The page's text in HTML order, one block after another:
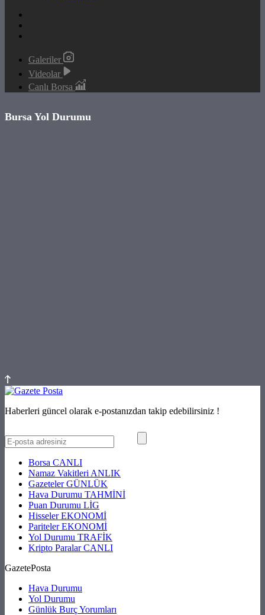
Galeriler
Videolar
Canlı Borsa
Bursa Yol Durumu
Haberleri güncel olarak e-postanızdan takip edebilirsiniz !
Borsa CANLI
Namaz Vakitleri ANLIK
GazetelerGÜNLÜK
Hava Durumu TAHMİNİ
Puan Durumu LİG
HisselerEKONOMİ
ParitelerEKONOMİ
Yol Durumu TRAFİK
Kripto ParalarCANLI
GazetePosta
Hava Durumu
Yol Durumu
Günlük Burç Yorumları